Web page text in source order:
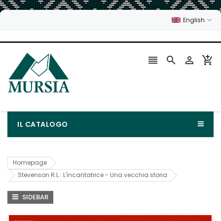
English
   
IL CATALOGO
Homepage
Stevenson R.L.: L'incantatrice - Una vecchia storia
SIDEBAR